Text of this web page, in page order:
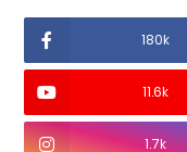
180k
11.6k
1.7k